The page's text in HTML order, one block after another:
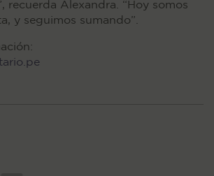
recuerda Alexandra. “Hoy somos
y seguimos sumando”.